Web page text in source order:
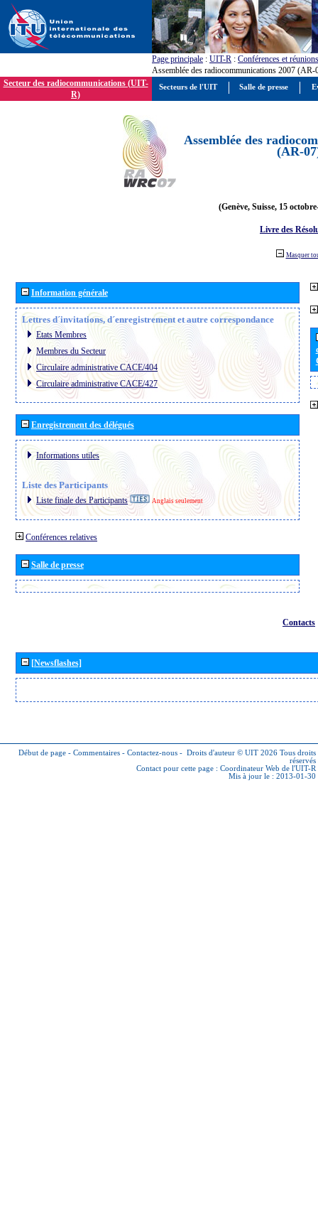
Page principale : UIT-R : Conférences et réunions
Assemblée des radiocommunications 2007 (AR-
Secteur des radiocommunications (UIT-
R)
Assemblée des
(AR-
(Genève, Suisse, 15
Livre des
Masquer
Information générale
Lettres d´invitations, d´enregistrement et autre correspondance
Etats Membres
Membres du Secteur
Circulaire administrative CACE/404
Circulaire administrative CACE/427
Enregistrement des délégués
Informations utiles
Liste des Participants
Liste finale des Participants Anglais seulement
Conférences relatives
Salle de presse
Contacts
[Newsflashes]
Début de page - Commentaires - Contactez-nous - Droits d'auteur © UIT 2026 Tous droits
réservés
Contact pour cette page : Coordinateur Web de l'UIT-R
Mis à jour le : 2013-01-30
Secteurs de l'UIT Salle de presse